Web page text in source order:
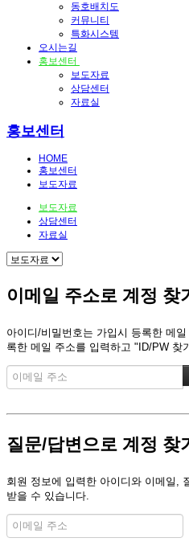
동호배치도
커뮤니티
특화시스템
오시는길
홍보센터
보도자료
상담센터
자료실
홍보센터
HOME
홍보센터
보도자료
보도자료
상담센터
자료실
이메일 주소로 계정 찾
아이디/비밀번호는 가입시 등록한 메
록한 메일 주소를 입력하고 "ID/PW 찾
질문/답변으로 계정 찾
회원 정보에 입력한 아이디와 이메일,
받을 수 있습니다.